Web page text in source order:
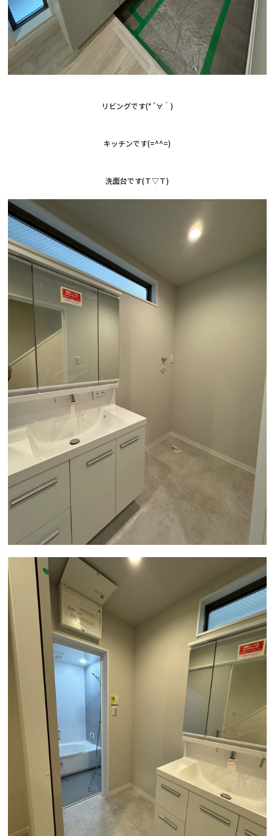
リビングです(*´∀｀)
キッチンです(=^^=)
洗面台です(Ｔ▽Ｔ)